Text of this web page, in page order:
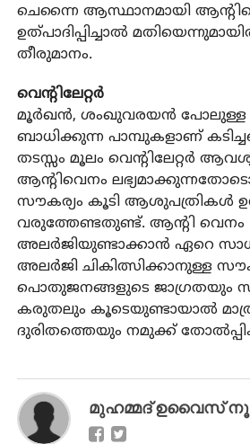
ചെന്നൈ ആസ്ഥാനമായി
ഉത്പാദിപ്പിച്ചാൽ
തീരുമാനം.
വെന്റിലേറ്റർ
മൂർഖൻ, ശംഖുവരയൻ പോലുള്ള
ബാധിക്കുന്ന പാമ്പുകളാണ്
തടസ്സം മൂലം വെന്റിലേറ്റർ
ആന്റിവെനം
സൗകര്യം കൂടി ആശുപത്രികൾ
വരുത്തേണ്ടതുണ്ട്. ആന്റി വെനം
അലർജിയുണ്ടാക്കാൻ ഏറെ
അലർജി ചികിത്സിക്കാനുള്ള
പൊതുജനങ്ങളുടെ ജാഗ്രതയും
കരുതലും കൂടെയുണ്ടായാൽ
ദുരിതത്തെയും നമുക്ക്
മുഹമ്മദ്‌ ഉവൈസ്